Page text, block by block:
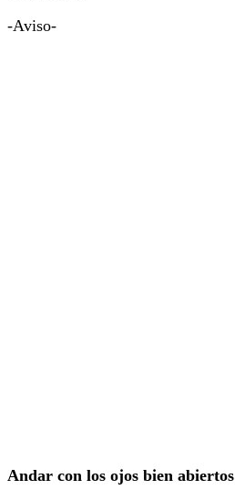
-Aviso-
Andar con los ojos bien abiertos